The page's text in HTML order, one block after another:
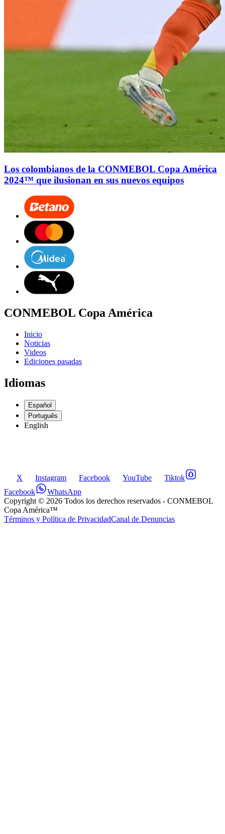
Los colombianos de la CONMEBOL Copa América
2024™ que ilusionan en sus nuevos equipos
CONMEBOL Copa América
Inicio
Noticias
Videos
Ediciones pasadas
Idiomas
Español
Português
English
X Instagram Facebook YouTube
Tiktok
Facebook
WhatsApp
Copyright © 2026 Todos los derechos reservados - CONMEBOL
Copa América™
Términos y Política de PrivacidadCanal de Denuncias